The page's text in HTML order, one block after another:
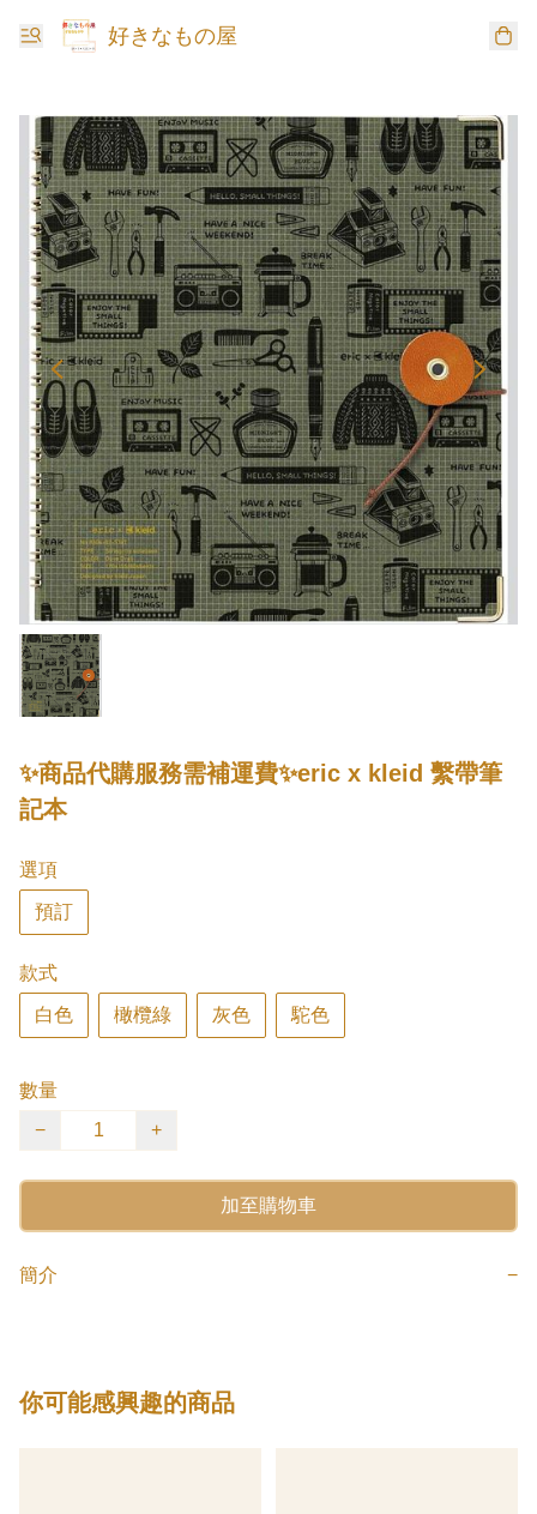
好きなもの屋
✨商品代購服務需補運費✨eric x kleid 繫帶筆
記本
選項
預訂
款式
白色 橄欖綠 灰色 駝色
數量
−
+
加至購物車
簡介 −
你可能感興趣的商品